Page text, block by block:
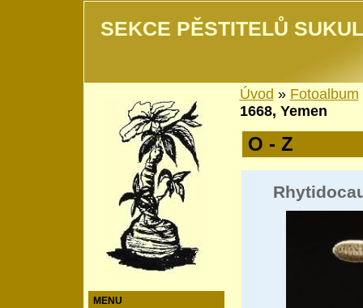
SEKCE PĚSTITELŮ
MENU
Úvod » Fotoalbum
1668, Yemen
O - Z